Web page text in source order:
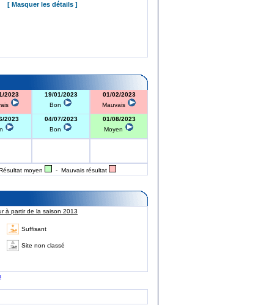
[ Masquer les détails ]
2023
19/01/2023
Bon
01/02/2023
Mauvais
2023
04/07/2023
Bon
01/08/2023
Moyen
moyen - Mauvais résultat
à partir de la saison 2013
Suffisant
Site non classé